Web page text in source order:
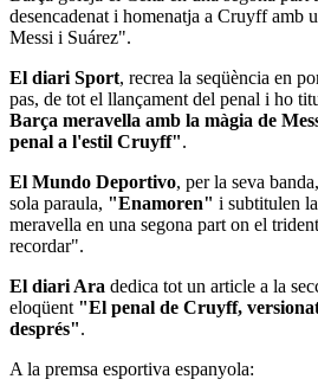
desencadenat i homenatja a Cruyff amb
Messi i Suárez".
El diari Sport, recrea la seqüència en
pas, de tot el llançament del penal i ho
Barça meravella amb la màgia de
penal a l'estil Cruyff".
El Mundo Deportivo, per la seva
sola paraula, "Enamoren" i subtitulen
meravella en una segona part on el
recordar".
El diari Ara dedica tot un article a la
eloqüent "El penal de Cruyff,
després".
A la premsa esportiva espanyola: